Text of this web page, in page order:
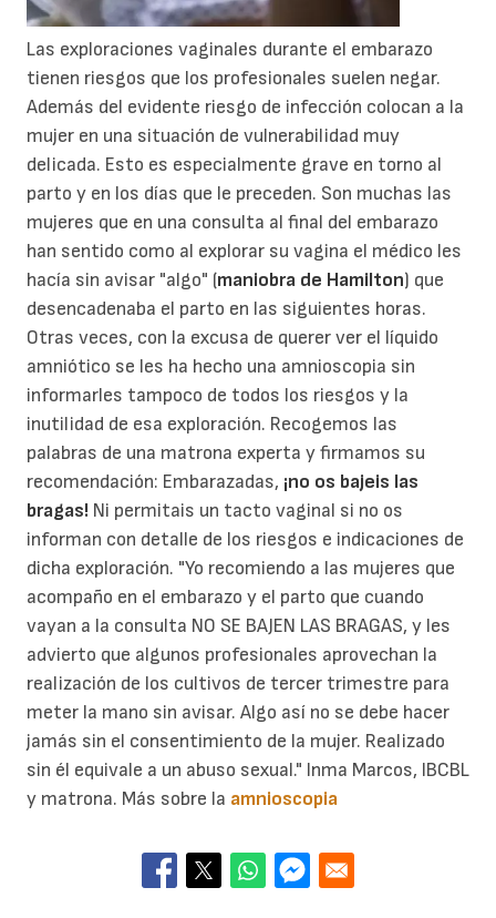
Las exploraciones vaginales durante el embarazo
tienen riesgos que los profesionales suelen negar.
Además del evidente riesgo de infección colocan a la
mujer en una situación de vulnerabilidad muy
delicada. Esto es especialmente grave en torno al
parto y en los días que le preceden. Son muchas las
mujeres que en una consulta al final del embarazo
han sentido como al explorar su vagina el médico les
hacía sin avisar "algo" (maniobra de Hamilton) que
desencadenaba el parto en las siguientes horas.
Otras veces, con la excusa de querer ver el líquido
amniótico se les ha hecho una amnioscopia sin
informarles tampoco de todos los riesgos y la
inutilidad de esa exploración. Recogemos las
palabras de una matrona experta y firmamos su
recomendación: Embarazadas, ¡no os bajeis las
bragas! Ni permitais un tacto vaginal si no os
informan con detalle de los riesgos e indicaciones de
dicha exploración. "Yo recomiendo a las mujeres que
acompaño en el embarazo y el parto que cuando
vayan a la consulta NO SE BAJEN LAS BRAGAS, y les
advierto que algunos profesionales aprovechan la
realización de los cultivos de tercer trimestre para
meter la mano sin avisar. Algo así no se debe hacer
jamás sin el consentimiento de la mujer. Realizado
sin él equivale a un abuso sexual." Inma Marcos, IBCBL
y matrona. Más sobre la amnioscopia